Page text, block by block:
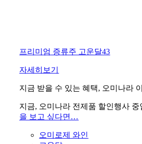
프리미엄 증류주 고운달43
자세히보기
지금 받을 수 있는 혜택, 오미나라
지금, 오미나라 전제품 할인행사 중
을 보고 싶다면…
오미로제 와인